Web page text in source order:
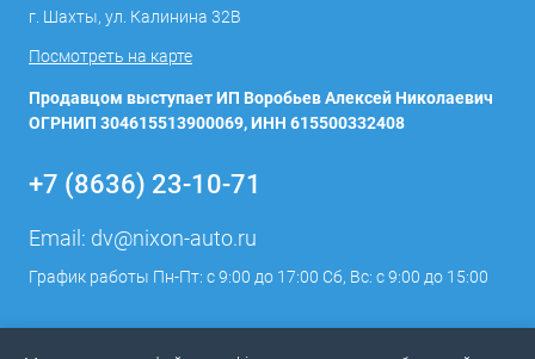
г. Шахты, ул. Калинина 32В
Посмотреть на карте
Продавцом выступает ИП Воробьев Алексей Николаевич
ОГРНИП 304615513900069, ИНН 615500332408
+7 (8636) 23-10-71
Email: dv@nixon-auto.ru
График работы Пн-Пт: с 9:00 до 17:00 Сб, Вс: с 9:00 до 15:00